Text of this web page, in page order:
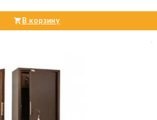
В корзину